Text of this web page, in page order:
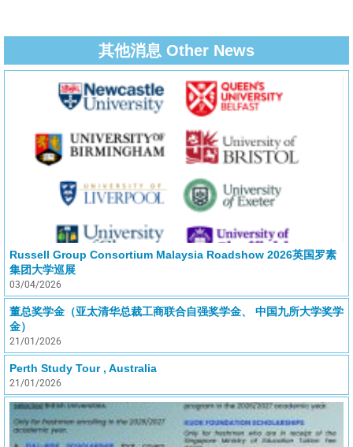
其他消息 Other News
Russell Group Consortium Malaysia Roadshow 2026英国罗素
集团大学巡展
03/04/2026
董总奖学金（亚太清华总裁工商联合自强奖学金、 中国九所大学奖学
金）
21/01/2026
Perth Study Tour , Australia
21/01/2026